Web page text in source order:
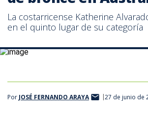
La costarricense Katherine
en el quinto lugar de su categoría
Por JOSÉ FERNANDO ARAYA 27 de junio de